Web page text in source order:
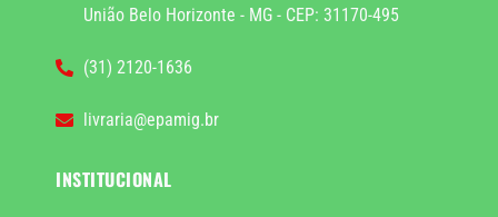
União Belo Horizonte - MG - CEP: 31170-495
(31) 2120-1636
livraria@epamig.br
INSTITUCIONAL